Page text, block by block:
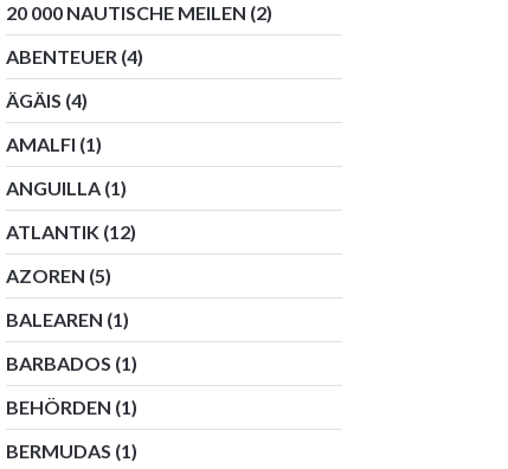
20 000 NAUTISCHE MEILEN (2)
ABENTEUER (4)
ÄGÄIS (4)
AMALFI (1)
ANGUILLA (1)
ATLANTIK (12)
AZOREN (5)
BALEAREN (1)
BARBADOS (1)
BEHÖRDEN (1)
BERMUDAS (1)